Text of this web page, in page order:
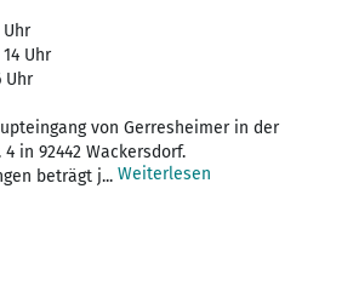
Uhr
Uhr
Uhr
von Gerresheimer in der
in 92442 Wackersdorf.
beträgt j... Weiterlesen